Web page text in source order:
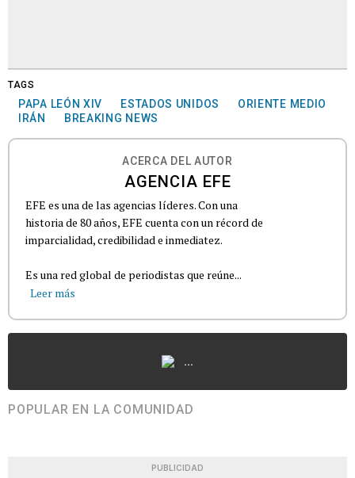
TAGS
PAPA LEÓN XIV ESTADOS UNIDOS
ORIENTE MEDIO
IRÁN
BREAKING NEWS
ACERCA DEL AUTOR
AGENCIA EFE
EFE es una de las agencias líderes. Con una
historia de 80 años, EFE cuenta con un récord de
imparcialidad, credibilidad e inmediatez.
Es una red global de periodistas que reúne...
Leer más
...
POPULAR EN LA COMUNIDAD
PUBLICIDAD